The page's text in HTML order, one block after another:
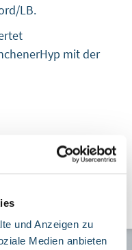
und Anzeigen zu
Medien anbieten
LB.
mit der